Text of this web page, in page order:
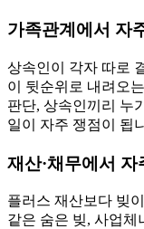
가족관계에서 자
상속인이 각자 따로
이 뒷순위로 내려오
판단, 상속인끼리 누
일이 자주 쟁점이 됩
재산·채무에서
플러스 재산보다 빚
같은 숨은 빚, 사업체